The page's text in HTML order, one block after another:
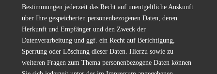
Bestimmungen jederzeit das Recht auf unentgeltliche Auskunft
über Ihre gespeicherten personenbezogenen Daten, deren
Herkunft und Empfänger und den Zweck der
Datenverarbeitung und ggf. ein Recht auf Berichtigung,
Sperrung oder Löschung dieser Daten. Hierzu sowie zu
weiteren Fragen zum Thema personenbezogene Daten können